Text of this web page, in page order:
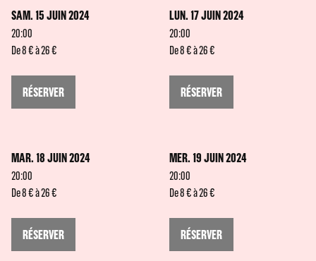
SAM. 15 JUIN 2024
20:00
De 8 € à 26 €
RÉSERVER
LUN. 17 JUIN 2024
20:00
De 8 € à 26 €
RÉSERVER
MAR. 18 JUIN 2024
20:00
De 8 € à 26 €
RÉSERVER
MER. 19 JUIN 2024
20:00
De 8 € à 26 €
RÉSERVER